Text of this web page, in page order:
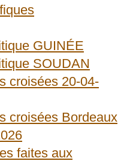
GUINÉE
SOUDAN
croisées 20-04-
croisées Bordeaux
faites aux